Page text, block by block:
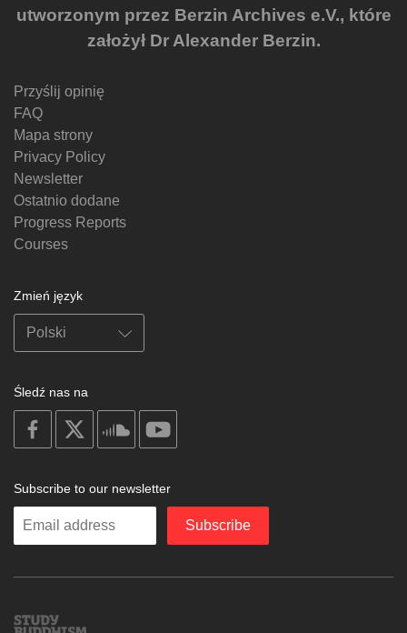
utworzonym przez Berzin Archives e.V., które
założył Dr Alexander Berzin.
Przyślij opinię
FAQ
Mapa strony
Privacy Policy
Newsletter
Ostatnio dodane
Progress Reports
Courses
Zmień język
Śledź nas na
on
facebook
soundcloud
Subscribe to our newsletter
Enter
Subscribe
Study